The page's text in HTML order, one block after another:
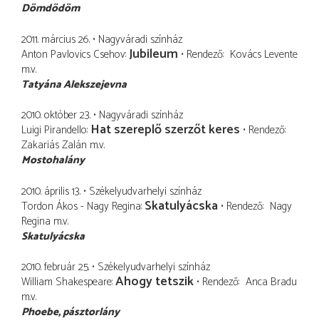
Dömdödöm
2011. március 26. Nagyváradi színház
Anton Pavlovics Csehov Jubileum Rendező Kovács Levente
m.v.
Tatyána Alekszejevna
2010. október 23. Nagyváradi színház
Luigi Pirandello Hat szereplő szerzőt keres Rendező
Zakariás Zalán m.v.
Mostohalány
2010. április 13. Székelyudvarhelyi színház
Tordon Ákos - Nagy Regina Skatulyácska Rendező Nagy
Regina m.v.
Skatulyácska
2010. február 25. Székelyudvarhelyi színház
William Shakespeare Ahogy tetszik Rendező Anca Bradu
m.v.
Phoebe pásztorlány